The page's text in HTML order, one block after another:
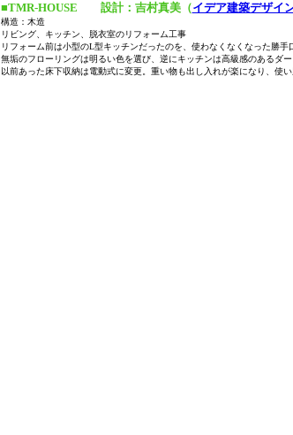
■TMR-HOUSE 設計：吉村真美（イデア建築デザイ
構造：木造
リビング、キッチン、脱衣室のリフォーム工事
リフォーム前は小型のL型キッチンだったのを、使わなくなくなった勝手
無垢のフローリングは明るい色を選び、逆にキッチンは高級感のあるダ
以前あった床下収納は電動式に変更。重い物も出し入れが楽になり、使い